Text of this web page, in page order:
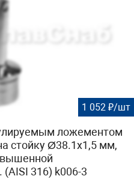
1 052 ₽/шт
ложементом
стойку Ø38.1х1,5 мм,
(AISI 316) k006-3